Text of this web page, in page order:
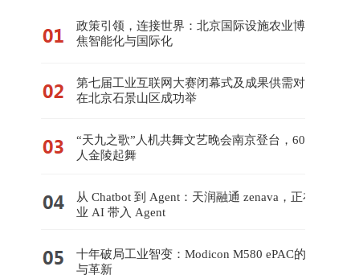
政策引领，连接世界：北京国际设施农业博览会聚
焦智能化与国际化
第七届工业互联网大赛闭幕式及成果供需对接活动
在北京石景山区成功举
“天九之歌”人机共舞文艺晚会南京登台，60台机器
人金陵起舞
从 Chatbot 到 Agent：天润融通 zenava，正在把企
业 AI 带入 Agent
十年破局工业智变：Modicon M580 ePAC的传承
与革新